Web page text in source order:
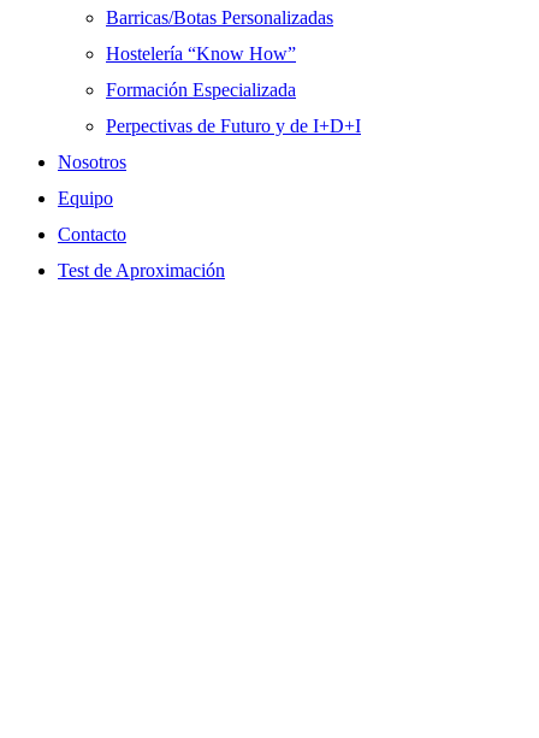
Barricas/Botas Personalizadas
Hostelería “Know How”
Formación Especializada
Perpectivas de Futuro y de I+D+I
Nosotros
Equipo
Contacto
Test de Aproximación